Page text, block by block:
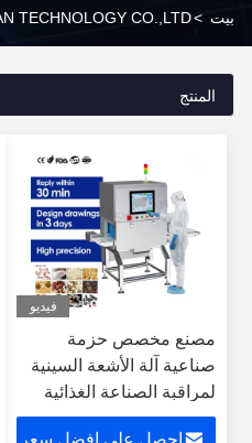
بيت >
المنتج
فيديو
مصنع مخصص حزمة
صناعية آلة الأشعة السينية
لمراقبة الصناعة الغذائية